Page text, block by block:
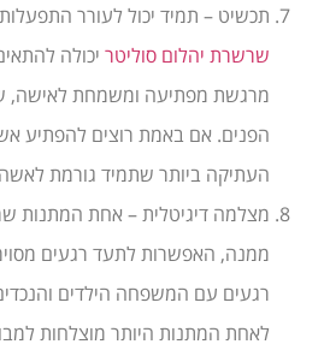
תכשיט – תמיד יכול לעורר
שרשרת יהלום סוליטר יכולה
מרגשת מפתיעה ומשמחת לאישה,
הפנים. אם באמת רוצים להפתיע
העתיקה ביותר שתמיד גורמת לאשה
מצלמה דיגיטלית – אחת המתנות
ממנה, האפשרות לתעד רגעים
רגעים עם המשפחה הילדים
לאחת המתנות היותר מוצלחות